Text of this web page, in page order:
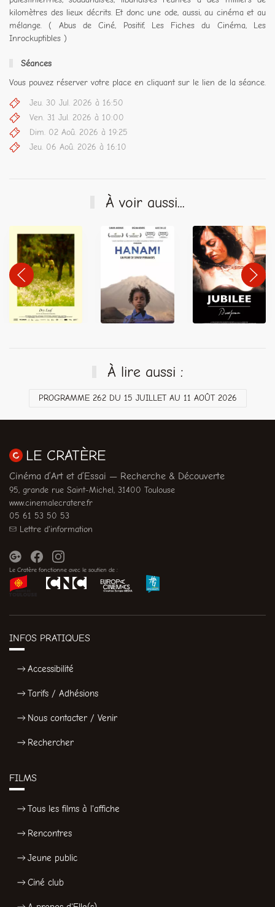
kilomètres des lieux décrits. Et donc une ode, aussi, au cinéma et au
mélange. ( Abus de Ciné, Positif, Les Fiches du Cinéma, Les
Inrockuptibles )
Séances
Vous pouvez réserver votre place en cliquant sur le lien de la séance.
Jeu. 30 Jul. 2026 à 16:50
Ven. 31 Jul. 2026 à 10:00
Dim. 02 Aoû. 2026 à 19:25
Jeu. 06 Aoû. 2026 à 16:10
À voir aussi...
À lire aussi :
PROGRAMME 262 DU 15 JUILLET AU 11 AOÛT 2026
LE CRATÈRE
Cinéma d’Art et d’Essai — Recherche & Découverte
95, grande rue Saint-Michel, 31400 Toulouse
www.cinemalecratere.fr
05 61 53 50 53
Lettre d'information
Le Cratère fonctionne avec le soutien de :
INFOS PRATIQUES
Accessibilité
Tarifs / Adhésions
Nous contacter / Venir
Rechercher
FILMS
Tous les films à l'affiche
Rencontres
Jeune public
Ciné club